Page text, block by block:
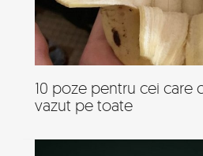
10 poze pentru cei care
vazut pe toate